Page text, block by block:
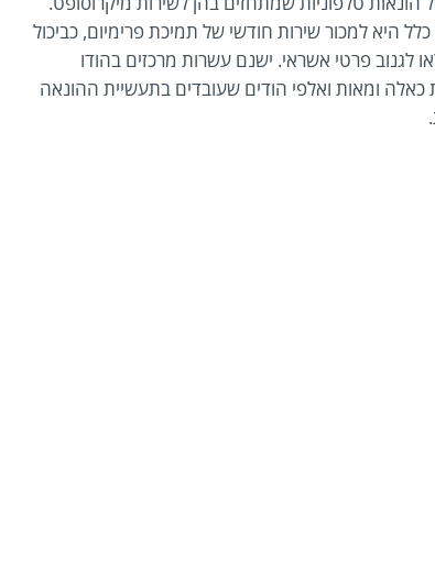
היא למכור שירות חודשי של תמיכת פרימיום, כביכול
לגנוב פרטי אשראי. ישנם עשרות מרכזים בהודו
ומאות ואלפי הודים שעובדים בתעשיית ההונאה